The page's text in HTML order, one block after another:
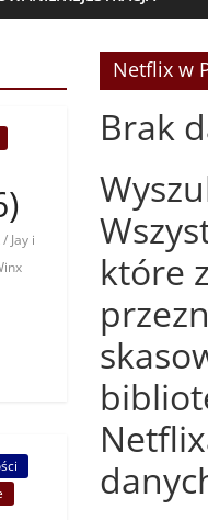
Jay i
Netflix w
Brak
które